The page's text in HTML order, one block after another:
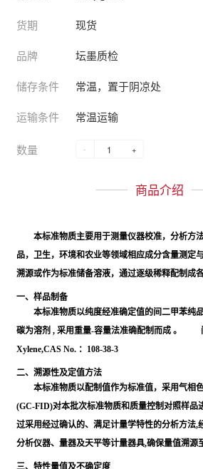
货期 现货
品牌 坛墨质检
储存条件 常温，置于阴凉处
运输条件 常温运输
数量 - +
商品介绍
本标准物质主要用于测量仪器校准，分析方
品，卫生，环境和农业等领域相应成分含量测定
溯源或作为标准储备溶液，通过逐级稀释配制成
一、样品制备
本标准物质以纯度经准确定值的间二甲苯纯
碳为溶剂 , 采用重量-容量法准确配制而成 。
Xylene,CAS No. ：108-38-3
二、溯源性及定值方法
本标准物质以配制值作为标准值，采用气相
(GC-FID)对本批次标准物质和质量控制对照样品
过采用经过确认的、满足计量学特性的分析方法,
分析仪器、量器及天平等计量器具,确保量值溯源
三、特性量值及不确定度